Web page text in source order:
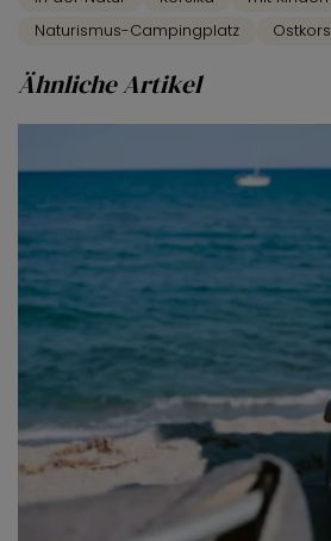
Naturismus-Campingplatz
Ähnliche Artikel